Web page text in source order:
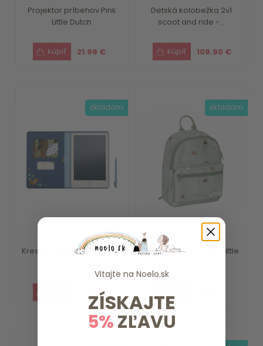
Projektor príbehov Pink
Little Dutch
21.99 €
Detská kolobežka 2v1
scoot and ride -...
109.90 €
Kresliaci tablet Blue Forest
15.79 €
skladom
Detský batoh Farma Little
skladom
Vitajte na Noelo.sk
ZÍSKAJTE
5%ZĽAVU